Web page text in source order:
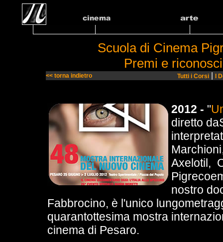
Scuola di Cinema
Premi e
<< torna indietro Tutti i Corsi I
2012 - "
diretto
Axelotil,
nostro
Fabbrocino, è l'unico
quarantottesima mostra
cinema di Pesaro.